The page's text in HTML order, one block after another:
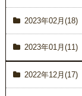
2023年02月(18)
2023年01月(11)
2022年12月(17)